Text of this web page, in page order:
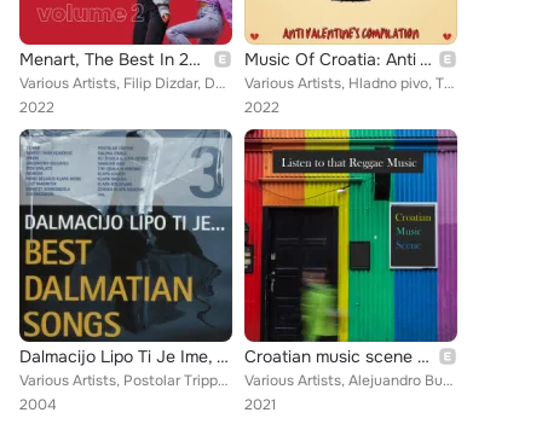
Menart, The Best In 25 Years, Vol. 2
Various Artists, Filip Dizdar, Damir Kukuruzović Django Group, Jelena Radan, Reper Iz Sobe, Edo Maajka, Matija Cvek, KUD Idijoti...
2022
Music Of Croatia: Anti Valentine's Compilation
Various Artists, Hladno pivo, TBF, Pink Studio, Postolar Tripper, Dubioza Kolektiv, Lollobrigida, Radio Luksemburg, Elemental, C...
2022
Dalmacijo Lipo Ti Je Ime, Vol. 3
Various Artists, Postolar Tripper, Damir Halilić-Hal, Oliver Dragojević, Giuliano, Kvartet Gorgonzola, Dalmatino, Klapa Ragusa, ...
2004
Croatian music scene - listen to that reggae music
Various Artists, Alejuandro Buendija, ST!llness, Zoster, Postolar Tripper, Banana Zvuk, Dubioza Kolektiv, Kopito, Manu Chao feat...
2021